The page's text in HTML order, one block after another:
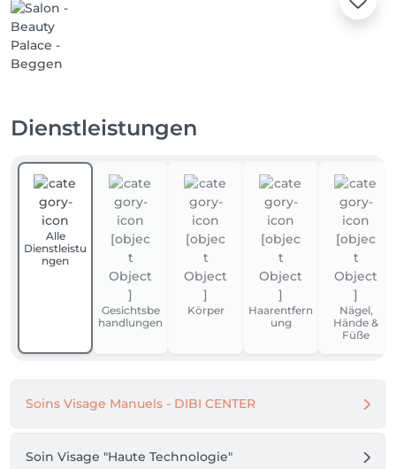
Dienstleistungen
Alle
Dienstleistu
ngen
Gesichtsbe
handlungen
Körper
Haarentfern
ung
Nägel,
Hände &
Füße
Soins Visage Manuels - DIBI CENTER
Soin Visage "Haute Technologie"